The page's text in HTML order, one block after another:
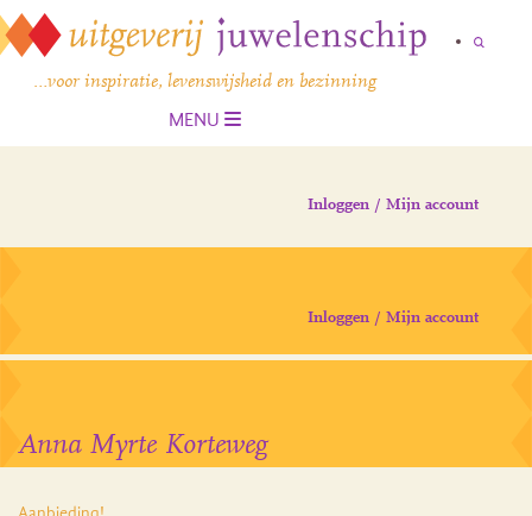
…voor inspiratie, levenswijsheid en bezinning
MENU
Inloggen / Mijn account
Inloggen / Mijn account
Anna Myrte Korteweg